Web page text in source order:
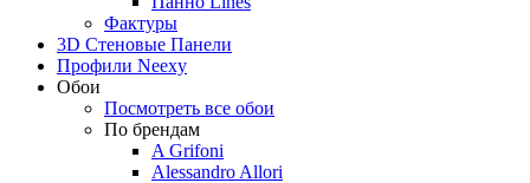
Фактуры
3D Стеновые Панели
Профили Neexy
Обои
Посмотреть все обои
По брендам
A Grifoni
Alessandro Allori